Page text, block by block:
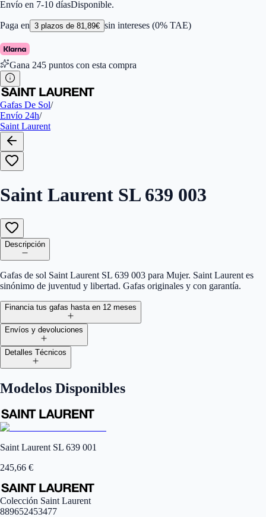
Marca:Saint Laurent
Envío en 7-10 díasDisponible.
Paga en 3 plazos de 81,89€ sin intereses (0% TAE)
Gana 245 puntos con esta compra
Gafas De Sol/
Envío 24h/
Saint Laurent
Saint Laurent SL 639 003
Descripción
Gafas de sol Saint Laurent SL 639 003 para Mujer. Saint Laurent es
sinónimo de juventud y libertad. Gafas originales y con garantía.
Financia tus gafas hasta en 12 meses
Envíos y devoluciones
Detalles Técnicos
Modelos Disponibles
Saint Laurent SL 639 001
245,66 €
Colección Saint Laurent
889652453477